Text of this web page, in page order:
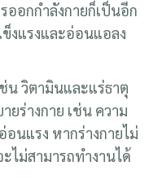
ออกกำลังกายก็เป็นอีก
งแรงและอ่อนแอลง
น วิตามินและแร่ธาตุ
ยร่างกาย เช่น ความ
นแรง หากร่างกายไม่
ไม่สามารถทำงานได้